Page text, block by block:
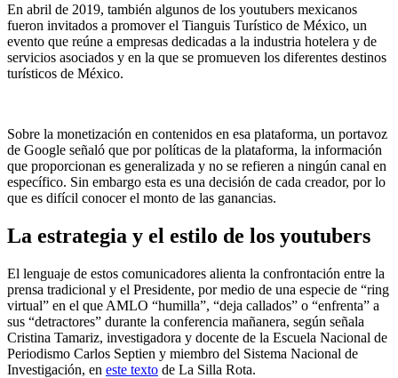
En abril de 2019, también algunos de los youtubers mexicanos
fueron invitados a promover el Tianguis Turístico de México, un
evento que reúne a empresas dedicadas a la industria hotelera y de
servicios asociados y en la que se promueven los diferentes destinos
turísticos de México.
Sobre la monetización en contenidos en esa plataforma, un portavoz
de Google señaló que por políticas de la plataforma, la información
que proporcionan es generalizada y no se refieren a ningún canal en
específico. Sin embargo esta es una decisión de cada creador, por lo
que es difícil conocer el monto de las ganancias.
La estrategia y el estilo de los youtubers
El lenguaje de estos comunicadores alienta la confrontación entre la
prensa tradicional y el Presidente, por medio de una especie de “ring
virtual” en el que AMLO “humilla”, “deja callados” o “enfrenta” a
sus “detractores” durante la conferencia mañanera, según señala
Cristina Tamariz, investigadora y docente de la Escuela Nacional de
Periodismo Carlos Septien y miembro del Sistema Nacional de
Investigación, en este texto de La Silla Rota.